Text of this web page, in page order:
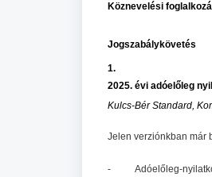
Köznevelési
Jogszabálykövetés
1.
2025. évi adóelőleg
Kulcs-Bér Standard,
Jelen verziónkban már
- Adóelőleg-